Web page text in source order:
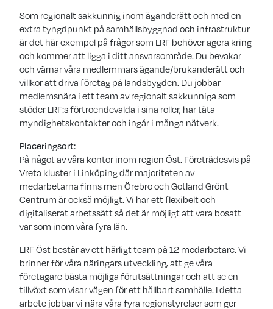
Som regionalt sakkunnig inom äganderätt och med en
extra tyngdpunkt på samhällsbyggnad och infrastruktur
är det här exempel på frågor som LRF behöver agera kring
och kommer att ligga i ditt ansvarsområde. Du bevakar
och värnar våra medlemmars ägande/brukanderätt och
villkor att driva företag på landsbygden. Du jobbar
medlemsnära i ett team av regionalt sakkunniga som
stöder LRF:s förtroendevalda i sina roller, har täta
myndighetskontakter och ingår i många nätverk.
Placeringsort:
På något av våra kontor inom region Öst. Företrädesvis på
Vreta kluster i Linköping där majoriteten av
medarbetarna finns men Örebro och Gotland Grönt
Centrum är också möjligt. Vi har ett flexibelt och
digitaliserat arbetssätt så det är möjligt att vara bosatt
var som inom våra fyra län.
LRF Öst består av ett härligt team på 12 medarbetare. Vi
brinner för våra näringars utveckling, att ge våra
företagare bästa möjliga förutsättningar och att se en
tillväxt som visar vägen för ett hållbart samhälle. I detta
arbete jobbar vi nära våra fyra regionstyrelser som ger